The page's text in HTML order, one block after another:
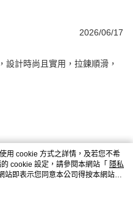
2026/06/17
設計時尚且實用，拉鍊順滑，
用 cookie 方式之詳情，及若您不希
cookie 設定，請參閱本網站「 隱私
站即表示您同意本公司得按本網站使